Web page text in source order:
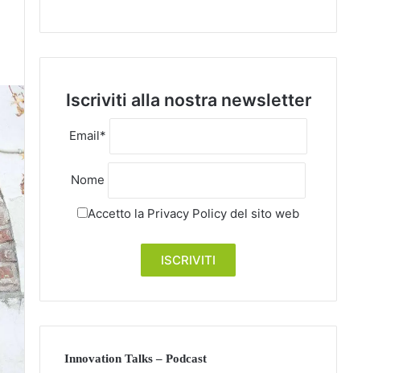
Iscriviti alla nostra newsletter
Email*
Nome
Accetto la Privacy Policy del sito web
Innovation Talks – Podcast